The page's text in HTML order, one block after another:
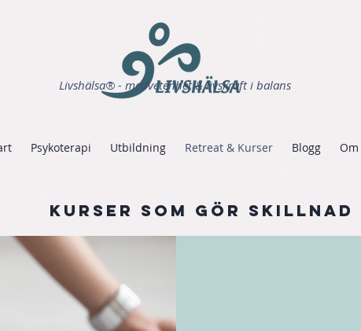
Livshälsa® - medvetenhet & livskraft i balans
Psykoterapi Utbildning Retreat & Kurser Blogg
Kurser som gör skillnaD